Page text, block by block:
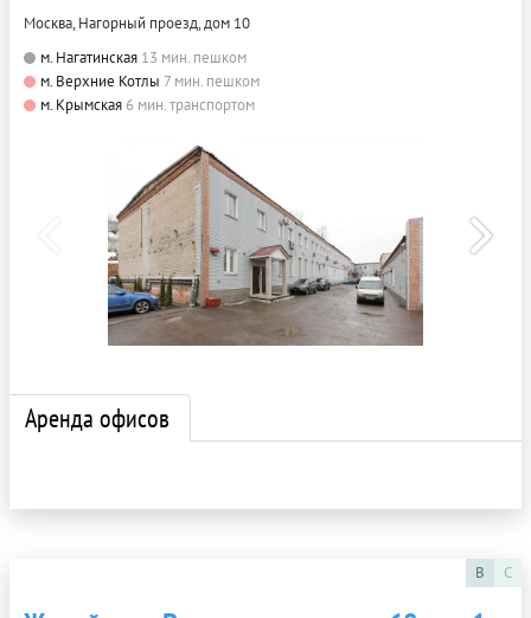
Москва, Нагорный проезд, дом 10
м. Нагатинская 13 мин. пешком
м. Верхние Котлы 7 мин. пешком
м. Крымская 6 мин. транспортом
Аренда офисов
B C